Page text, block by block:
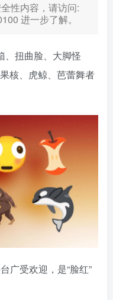
性内容，请访问:
进一步了解。
、扭曲脸、大脚怪
核、虎鲸、芭蕾舞者
广受欢迎，是“脸红”